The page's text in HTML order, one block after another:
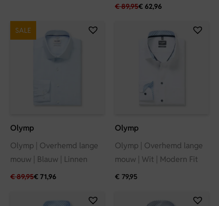
€89,95€ 62,96
Olymp
SALE
Olymp | Overhemd lange
mouw | Blauw | Linnen
€89,95€ 71,96
Olymp
Olymp | Overhemd lange
mouw | Wit | Modern Fit
€ 79,95